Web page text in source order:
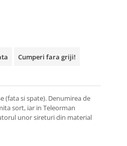
Cumperi fara griji!
si spate). Denumirea de
sort, iar in Teleorman
unor sireturi din material